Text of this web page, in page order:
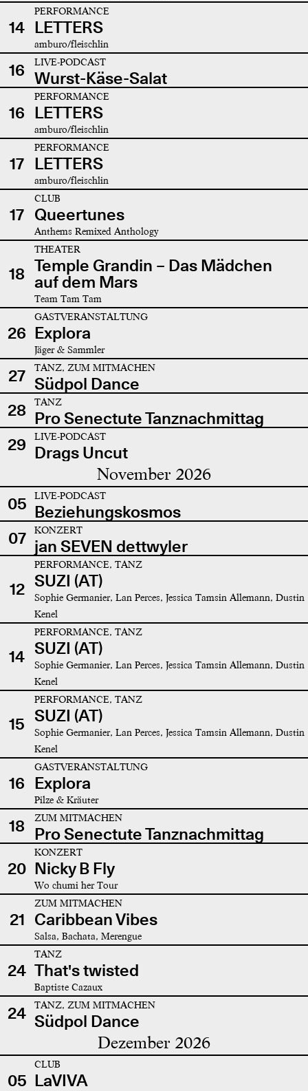
14
PERFORMANCE
LETTERS
amburo/fleischlin
16 LIVE-PODCAST
Wurst-Käse-Salat
16
PERFORMANCE
LETTERS
amburo/fleischlin
17
PERFORMANCE
LETTERS
amburo/fleischlin
17
CLUB
Queertunes
Anthems Remixed Anthology
18
THEATER
Temple Grandin – Das Mädchen
auf dem Mars
Team Tam Tam
26
GASTVERANSTALTUNG
Explora
Jäger & Sammler
27 TANZ, ZUM MITMACHEN
Südpol Dance
28
TANZ
Pro Senectute Tanznachmittag
29
LIVE-PODCAST
Drags Uncut
November 2026
05 LIVE-PODCAST
Beziehungskosmos
07
KONZERT
jan SEVEN dettwyler
12
PERFORMANCE, TANZ
SUZI (AT)
Sophie Germanier, Lan Perces, Jessica Tamsin Allemann, Dustin
Kenel
14
PERFORMANCE, TANZ
SUZI (AT)
Sophie Germanier, Lan Perces, Jessica Tamsin Allemann, Dustin
Kenel
15
PERFORMANCE, TANZ
SUZI (AT)
Sophie Germanier, Lan Perces, Jessica Tamsin Allemann, Dustin
Kenel
16
GASTVERANSTALTUNG
Explora
Pilze & Kräuter
18 ZUM MITMACHEN
Pro Senectute Tanznachmittag
20
KONZERT
Nicky B Fly
Wo chumi her Tour
21
ZUM MITMACHEN
Caribbean Vibes
Salsa, Bachata, Merengue
24
TANZ
That's twisted
Baptiste Cazaux
24 TANZ, ZUM MITMACHEN
Südpol Dance
Dezember 2026
05
CLUB
LaVIVA